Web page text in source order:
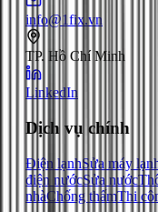
info@1fix.vn
TP. Hồ Chí Minh
LinkedIn
Dịch vụ chính
Điện lạnhSửa máy
điện nướcSửa nước
nhàChống thấmThi